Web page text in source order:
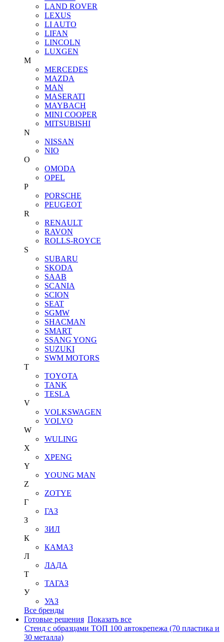
LAND ROVER
LEXUS
LI AUTO
LIFAN
LINCOLN
LUXGEN
M
MERCEDES
MAZDA
MAN
MASERATI
MAYBACH
MINI COOPER
MITSUBISHI
N
NISSAN
NIO
O
OMODA
OPEL
P
PORSCHE
PEUGEOT
R
RENAULT
RAVON
ROLLS-ROYCE
S
SUBARU
SKODA
SAAB
SCANIA
SCION
SEAT
SGMW
SHACMAN
SMART
SSANG YONG
SUZUKI
SWM MOTORS
T
TOYOTA
TANK
TESLA
V
VOLKSWAGEN
VOLVO
W
WULING
X
XPENG
Y
YOUNG MAN
Z
ZOTYE
Г
ГАЗ
З
ЗИЛ
К
КАМАЗ
Л
ЛАДА
Т
ТАГАЗ
У
УАЗ
Все бренды
Готовые решения Показать все
Стенд с образцами ТОП 100 автокрепежа (70 пластика и
30 металла)